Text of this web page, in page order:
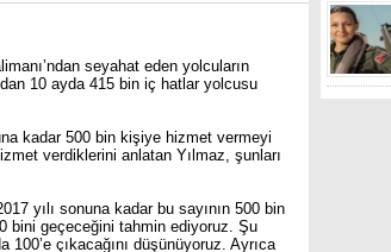
seyahat eden yolcuların
10 ayda 415 bin iç hatlar yolcusu
kadar 500 bin kişiye hizmet vermeyi
verdiklerini anlatan Yılmaz, şunları
yılı sonuna kadar bu sayının 500 bin
bini geçeceğini tahmin ediyoruz. Şu
100’e çıkacağını düşünüyoruz. Ayrıca